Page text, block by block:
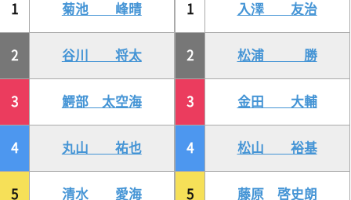
1 菊池 峰晴
2 谷川 将太
3 鰐部 太空海
4 丸山 祐也
5 清水 愛海
1 入澤 友治
2 松浦 勝
3 金田 大輔
4 松山 裕基
5 藤原 啓史朗